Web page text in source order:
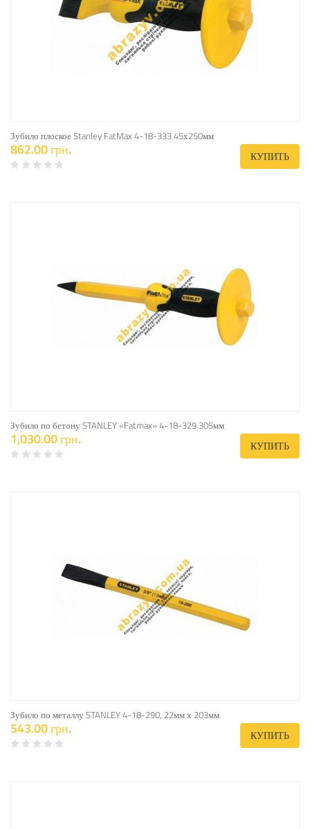
Зубило плоское Stanley FatMax 4-18-333 45х250мм
862.00 грн. КУПИТЬ
Зубило по бетону STANLEY «Fatmax» 4-18-329 305мм
1,030.00 грн. КУПИТЬ
Зубило по металлу STANLEY 4-18-290, 22мм х 203мм
543.00 грн. КУПИТЬ